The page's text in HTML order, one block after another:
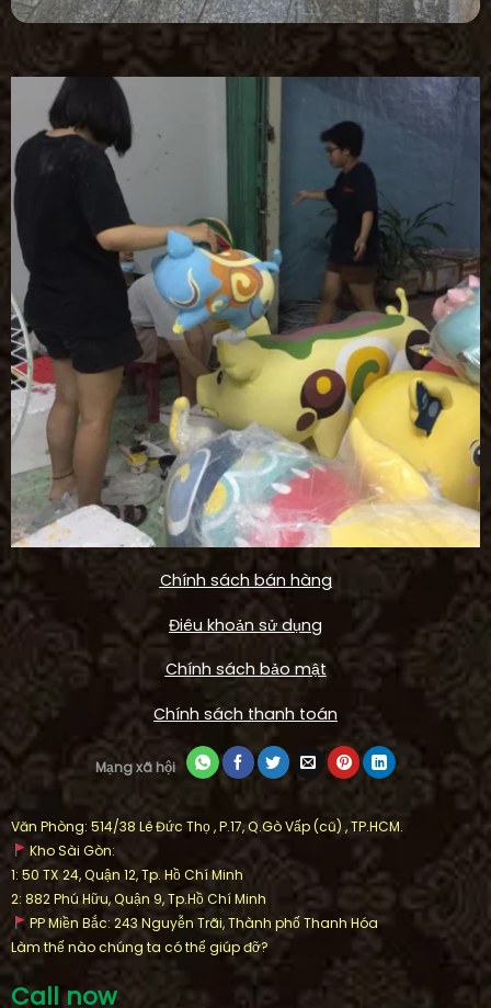
Chính sách bán hàng
Điêu khoản sử dụng
Chính sách bảo mật
Chính sách thanh toán
Mạng xã hội
Văn Phòng: 514/38 Lê Đức Thọ , P.17, Q.Gò Vấp (cũ) , TP.HCM.
Kho Sài Gòn:
1: 50 TX 24, Quận 12, Tp. Hồ Chí Minh
2: 882 Phú Hữu, Quận 9, Tp.Hồ Chí Minh
PP Miền Bắc: 243 Nguyễn Trãi, Thành phố Thanh Hóa
Làm thế nào chúng ta có thể giúp đỡ?
Call now